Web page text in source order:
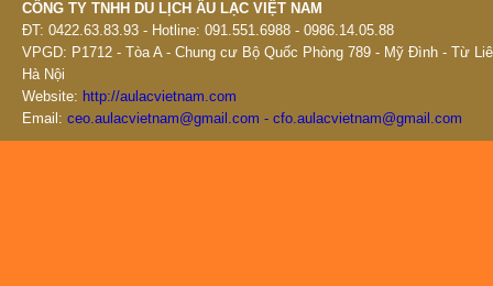
CÔNG TY TNHH DU LỊCH ÂU LẠC VIỆT NAM
ĐT: 0422.63.83.93 - Hotline: 091.551.6988 - 0986.14.05.88
VPGD: P1712 - Tòa A - Chung cư Bộ Quốc Phòng 789 - Mỹ Đình - Từ
Hà Nội
Website: http://aulacvietnam.com
Email: ceo.aulacvietnam@gmail.com - cfo.aulacvietnam@gmail.com